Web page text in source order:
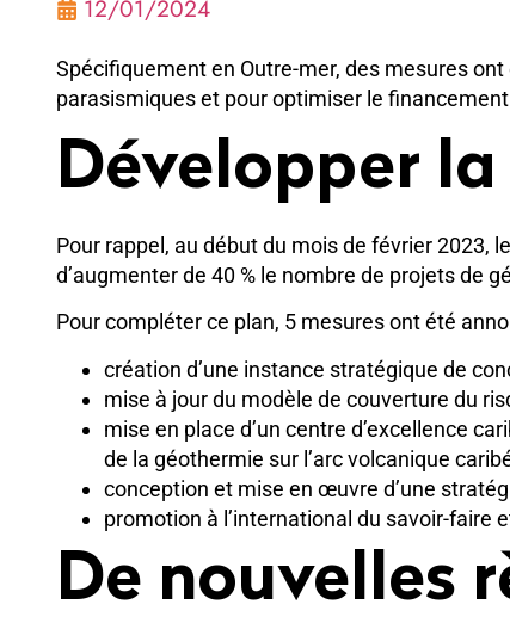
12/01/2024
Spécifiquement en Outre-mer, des mesures
parasismiques et pour optimiser le
Développer
Pour rappel, au début du mois de février 2023,
d’augmenter de 40 % le nombre de projets de
Pour compléter ce plan, 5 mesures ont été
création d’une instance stratégique de
mise à jour du modèle de couverture du
mise en place d’un centre d’excellence
de la géothermie sur l’arc volcanique
conception et mise en œuvre d’une
promotion à l’international du savoir-faire
De nouvelles